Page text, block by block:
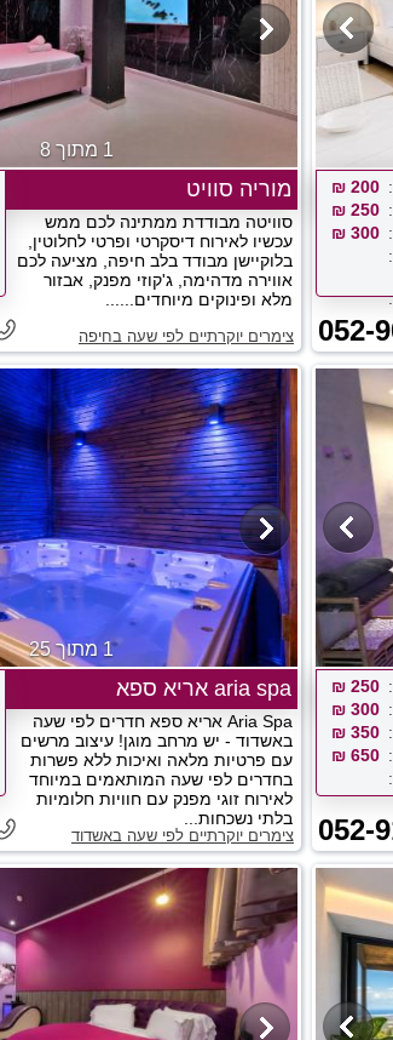
200 ₪
250 ₪
300 ₪
052-
1 מתוך 8
מוריה סוויט
סוויטה מבודדת ממתינה לכם ממש
עכשיו לאירוח דיסקרטי ופרטי לחלוטין,
בלוקיישן מבודד בלב חיפה, מציעה לכם
אווירה מדהימה, ג'קוזי מפנק, אבזור
מלא ופינוקים מיוחדים......
צימרים יוקרתיים לפי שעה בחיפה
250 ₪
300 ₪
350 ₪
650 ₪
052-
1 מתוך 25
aria spa אריא ספא
Aria Spa אריא ספא חדרים לפי שעה
באשדוד - יש מרחב מוגן! עיצוב מרשים
עם פרטיות מלאה ואיכות ללא פשרות
בחדרים לפי שעה המותאמים במיוחד
לאירוח זוגי מפנק עם חוויות חלומיות
בלתי נשכחות...
צימרים יוקרתיים לפי שעה באשדוד